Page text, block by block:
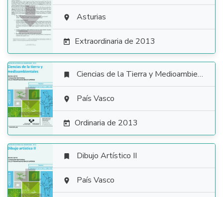
  Asturias
 Extraordinaria de 2013

 Ciencias de la Tierra y Medioambientales
 País Vasco
 Ordinaria de 2013

 Dibujo Artístico II
 País Vasco